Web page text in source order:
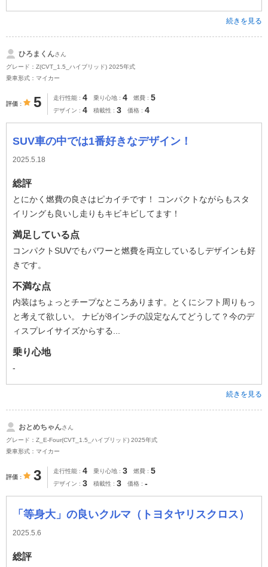
続きを見る
ひろまくんさん
グレード：Z(CVT_1.5_ハイブリッド) 2025年式
乗車形式：マイカー
評価 5 走行性能 4 乗り心地 4 燃費 5
デザイン 4 積載性 3 価格 4
SUV車の中では1番好きなデザイン！
2025.5.18
総評
とにかく燃費の良さはピカイチです！ コンパクトながらもスタ
イリングも良いし走りもキビキビしてます！
満足している点
コンパクトSUVでもパワーと燃費を両立しているしデザインも好
きです。
不満な点
内装はちょっとチープなところあります。とくにシフト周りもっ
と考えて欲しい。 ナビが8インチの設定なんてどうして？今のデ
ィスプレイサイズからする...
乗り心地
-
続きを見る
おとめちゃんさん
グレード：Z_E-Four(CVT_1.5_ハイブリッド) 2025年式
乗車形式：マイカー
評価 3 走行性能 4 乗り心地 3 燃費 5
デザイン 3 積載性 3 価格 -
「等身大」の良いクルマ（トヨタヤリスクロス）
2025.5.6
総評